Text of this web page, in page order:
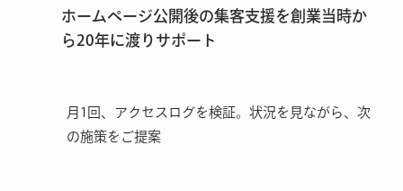
ホームページ公開後の集客支援を創業当時か
ら20年に渡りサポート
月1回、アクセスログを検証。状況を見ながら、次
の施策をご提案